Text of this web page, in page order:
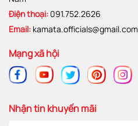
Điện thoại: 091.752.2626
Email: kamata.officials@gmail.com
Mạng xã hội
Nhận tin khuyến mãi